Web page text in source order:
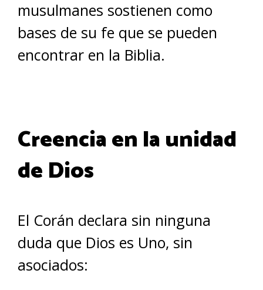
musulmanes sostienen como
bases de su fe que se pueden
encontrar en la Biblia.
Creencia en la unidad
de Dios
El Corán declara sin ninguna
duda que Dios es Uno, sin
asociados: